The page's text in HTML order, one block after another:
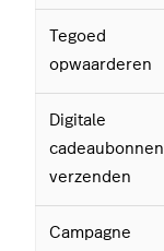
Tegoed
opwaarderen
Digitale
cadeaubonnen
verzenden
Campagne